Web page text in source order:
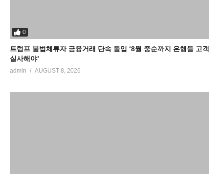
0
트럼프 불법체류자 금융거래 단속 돌입 ‘8월 중순까지 은행들 고객
실사해야’
admin AUGUST 8, 2026